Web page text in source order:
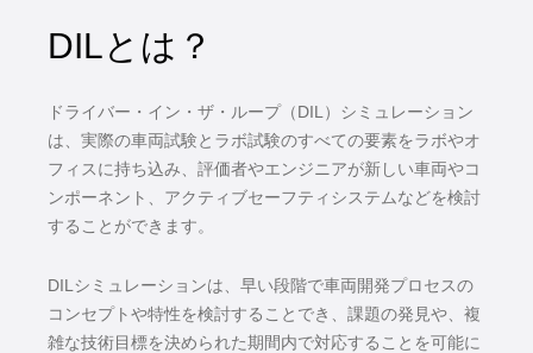
DILとは？
ドライバー・イン・ザ・ループ（DIL）シミュレーション
は、実際の車両試験とラボ試験のすべての要素をラボやオ
フィスに持ち込み、評価者やエンジニアが新しい車両やコ
ンポーネント、アクティブセーフティシステムなどを検討
することができます。
DILシミュレーションは、早い段階で車両開発プロセスの
コンセプトや特性を検討することでき、課題の発見や、複
雑な技術目標を決められた期間内で対応することを可能に